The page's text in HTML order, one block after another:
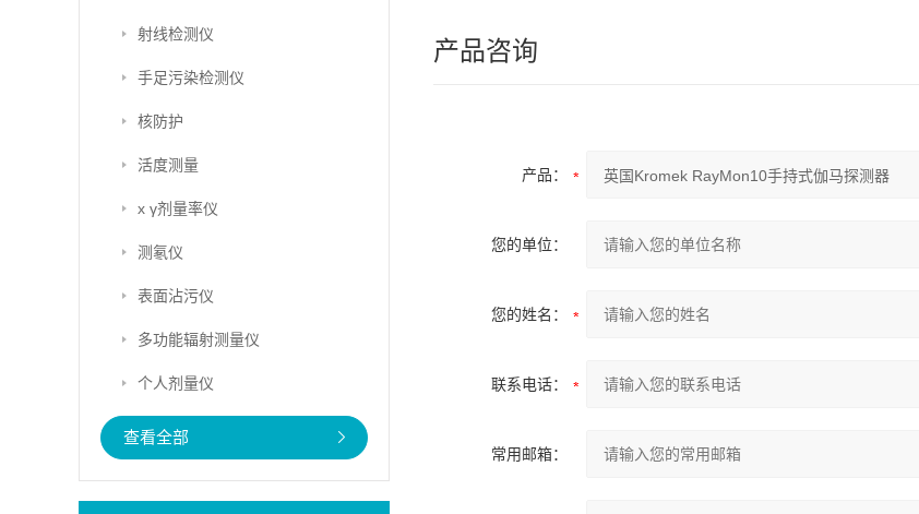
射线检测仪
手足污染检测仪
核防护
活度测量
x γ剂量率仪
测氡仪
表面沾污仪
多功能辐射测量仪
个人剂量仪
查看全部
产品咨询
产品：
您的单位：
您的姓名：
联系电话：
常用邮箱：